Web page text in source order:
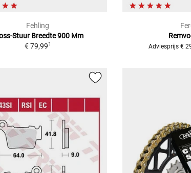
Fehling
Stuur Breedte 900 Mm
€ 79,991 Adviesprijs €